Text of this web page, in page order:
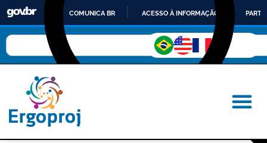
COMUNICA BR ACESSO À INFORMAÇÃO